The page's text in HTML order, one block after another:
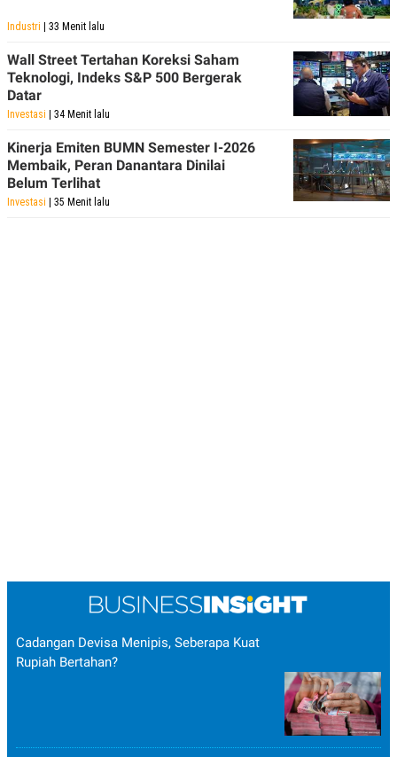
Industri | 33 Menit lalu
Wall Street Tertahan Koreksi Saham
Teknologi, Indeks S&P 500 Bergerak
Datar
Investasi | 34 Menit lalu
Kinerja Emiten BUMN Semester I-2026
Membaik, Peran Danantara Dinilai
Belum Terlihat
Investasi | 35 Menit lalu
Cadangan Devisa Menipis, Seberapa Kuat
Rupiah Bertahan?